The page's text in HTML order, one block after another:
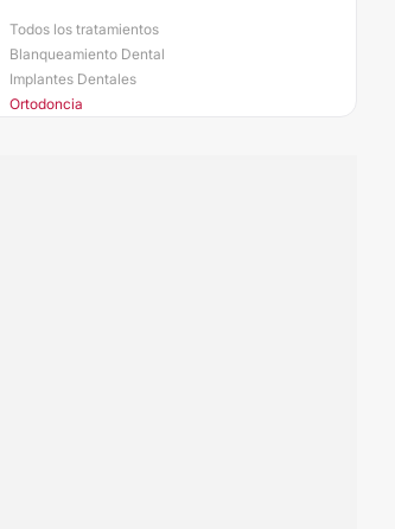
Todos los tratamientos
Blanqueamiento Dental
Implantes Dentales
Ortodoncia